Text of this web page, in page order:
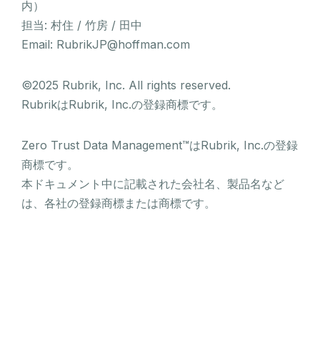
内）
担当: 村住 / 竹房 / 田中
Email: RubrikJP@hoffman.com
©2025 Rubrik, Inc. All rights reserved.
RubrikはRubrik, Inc.の登録商標です。
Zero Trust Data Management™はRubrik, Inc.の登録
商標です。
本ドキュメント中に記載された会社名、製品名など
は、各社の登録商標または商標です。